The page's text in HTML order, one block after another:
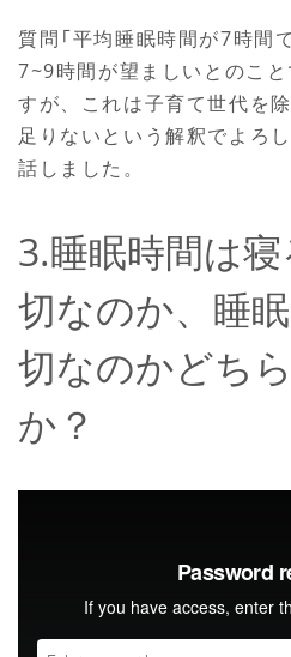
質問「平均睡眠時間が7時間
7~9時間が望ましいとのこ
すが、これは子育て世代を
足りないという解釈でよろ
話しました。
3.睡眠時間は
切なのか、睡
切なのかどち
か？